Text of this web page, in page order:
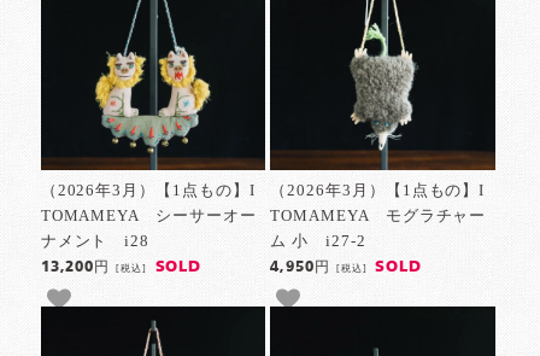
（2026年3月）【1点もの】I
TOMAMEYA シーサーオー
ナメント i28
13,200円[税込] SOLD
（2026年3月）【1点もの】I
TOMAMEYA モグラチャー
ム 小 i27-2
4,950円 [税込] SOLD